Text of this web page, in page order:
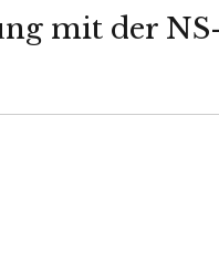
mit der